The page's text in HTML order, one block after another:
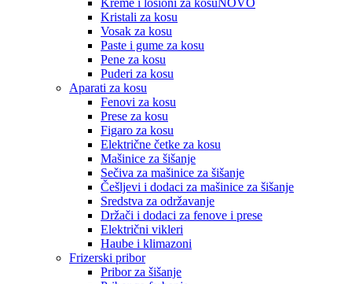
Kreme i losioni za kosuNOVO
Kristali za kosu
Vosak za kosu
Paste i gume za kosu
Pene za kosu
Puderi za kosu
Aparati za kosu
Fenovi za kosu
Prese za kosu
Figaro za kosu
Električne četke za kosu
Mašinice za šišanje
Sečiva za mašinice za šišanje
Češljevi i dodaci za mašinice za šišanje
Sredstva za održavanje
Držači i dodaci za fenove i prese
Električni vikleri
Haube i klimazoni
Frizerski pribor
Pribor za šišanje